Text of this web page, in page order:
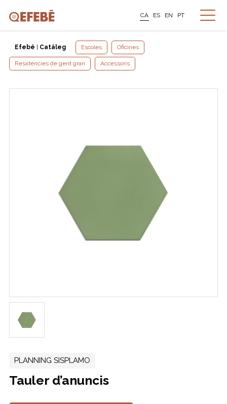
CA ES EN PT
Efebé Catàleg Escoles Oficines
Residències de gent gran Accessoris
PLANNING SISPLAMO
Tauler d’anuncis